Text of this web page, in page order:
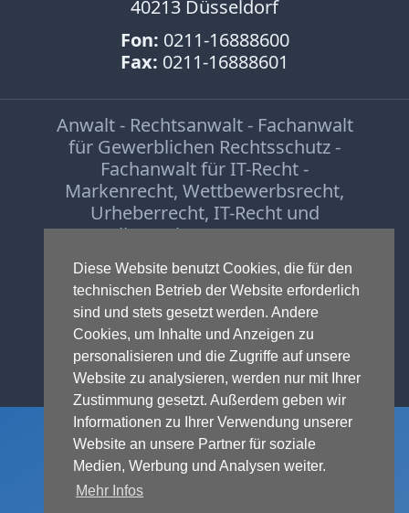
Diese Website benutzt Cookies, die für den
technischen Betrieb der Website erforderlich
sind und stets gesetzt werden. Andere
Cookies, um Inhalte und Anzeigen zu
personalisieren und die Zugriffe auf unsere
Website zu analysieren, werden nur mit Ihrer
Zustimmung gesetzt. Außerdem geben wir
Informationen zu Ihrer Verwendung unserer
Website an unsere Partner für soziale
Medien, Werbung und Analysen weiter.
Mehr Infos
40213 Düsseldorf
Fon: 0211-16888600
Fax: 0211-16888601
Anwalt - Rechtsanwalt - Fachanwalt
für Gewerblichen Rechtsschutz -
Fachanwalt für IT-Recht -
Markenrecht, Wettbewerbsrecht,
Urheberrecht, IT-Recht und
Onlinerecht,E-Commerce,
Designrecht
Medienrecht &
Presserecht,Datenschutzrechtund
Glücksspielrecht-Abmahnungund
Einstweilige Verfügung
© 1999-2026 - RA Michael Terhaag,
LL.M.